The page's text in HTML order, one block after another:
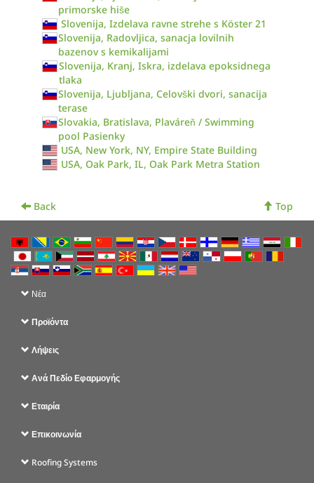
primorske hiše
Slovenija, Izdelava ravne strehe s Köster 21
Slovenija, Radovljica, sanacja lovilnih
bazenov s kemikalijami
Slovenija, Kranj, Iskra, izdelava epoksidnega
tlaka
Slovenija, Ljubljana, Celovški dvori, sanacija
terase
Slovakia, Bratislava, Plaváreň / Swimming
pool Pasienky
USA, New York, NY, Empire State Building
USA, Oak Park, IL, Oak Park Metra Station
Back Top
Νέα
Προϊόντα
Λήψεις
Ανά Πεδίο Εφαρμογής
Εταιρία
Επικοινωνία
Roofing Systems